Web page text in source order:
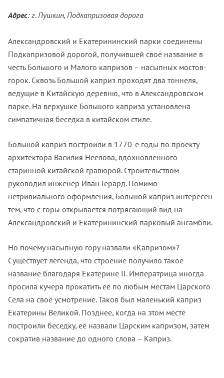
Адрес: г. Пушкин, Подкапризовая дорога
Александровский и Екатерининский парки соединены
Подкапризовой дорогой, получившей своё название в
честь Большого и Малого капризов – насыпных мостов-
горок. Сквозь Большой каприз проходят два тоннеля,
ведущие в Китайскую деревню, что в Александровском
парке. На верхушке Большого каприза установлена
симпатичная беседка в китайском стиле.
Большой каприз построили в 1770-е годы по проекту
архитектора Василия Неелова, вдохновлённого
старинной китайской гравюрой. Строительством
руководил инженер Иван Герард. Помимо
нетривиального оформления, Большой каприз интересен
тем, что с горы открывается потрясающий вид на
Александровский и Екатерининский парковый ансамбли.
Но почему насыпную гору назвали «Капризом»?
Существует легенда, что строение получило такое
название благодаря Екатерине II. Императрица иногда
просила кучера прокатить её по любым местам Царского
Села на своё усмотрение. Таков был маленький каприз
Екатерины Великой. Позднее, когда на этом месте
построили беседку, её назвали Царским капризом, затем
сократив название до одного слова – Каприз.